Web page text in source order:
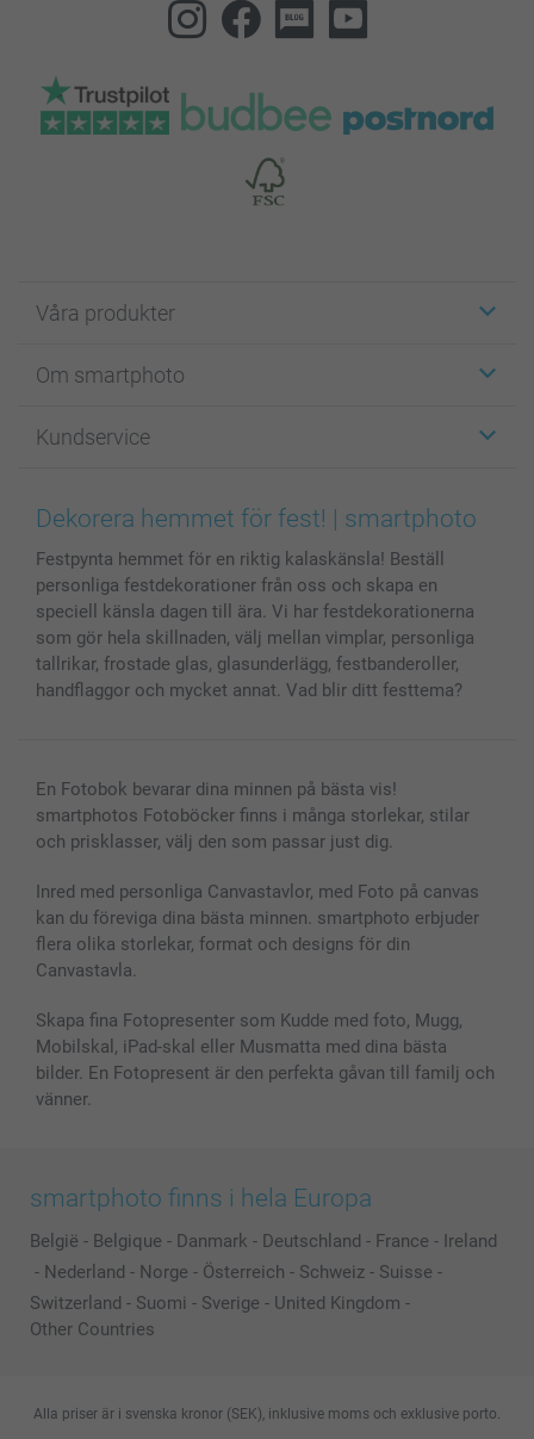
Våra produkter
Fotokort
Fotoböcker
Bilder, Fotoförstoring & Fotohäften
MyNameBook
Fotoalmanackor & Fotoagenda
Fotoramar & Tillbehör
Presentkort
Alla fotoprodukter
Om smartphoto
För affiliates
Cookie Policy
Villkor och garantier
Investor Relations
Kundservice
smartgaranti
Priser & betalning
Status på beställningar
Dekorera hemmet för fest! | smartphoto
Festpynta hemmet för en riktig kalaskänsla! Beställ
personliga festdekorationer från oss och skapa en
speciell känsla dagen till ära. Vi har festdekorationerna
som gör hela skillnaden, välj mellan vimplar, personliga
tallrikar, frostade glas, glasunderlägg, festbanderoller,
handflaggor och mycket annat. Vad blir ditt festtema?
En Fotobok bevarar dina minnen på bästa vis!
smartphotos Fotoböcker finns i många storlekar, stilar
och prisklasser, välj den som passar just dig.
Inred med personliga Canvastavlor, med Foto på canvas
kan du föreviga dina bästa minnen. smartphoto erbjuder
flera olika storlekar, format och designs för din
Canvastavla.
Skapa fina Fotopresenter som Kudde med foto, Mugg,
Mobilskal, iPad-skal eller Musmatta med dina bästa
bilder. En Fotopresent är den perfekta gåvan till familj och
vänner.
smartphoto finns i hela Europa
België - Belgique - Danmark - Deutschland - France - Ireland
- Nederland - Norge - Österreich - Schweiz - Suisse -
Switzerland - Suomi - Sverige - United Kingdom -
Other Countries
Alla priser är i svenska kronor (SEK), inklusive moms och exklusive porto.